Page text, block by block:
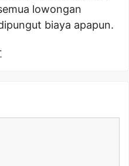
lowongan
biaya apapun.